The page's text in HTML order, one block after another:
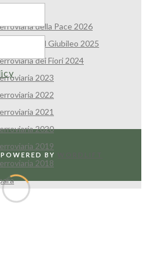
della Pace 2026
del Giubileo 2025
dei Fiori 2024
2023
2022
2021
2020
2019
2018
POWERED BY